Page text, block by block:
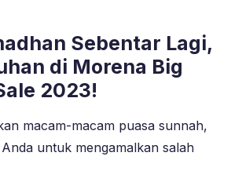
Sebentar Lagi,
di Morena Big
2023!
macam-macam puasa sunnah,
untuk mengamalkan salah